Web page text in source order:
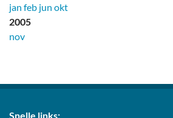
jan feb jun okt
2005
nov
Snelle links: